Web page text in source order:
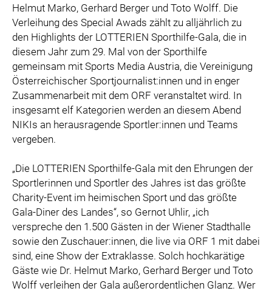
Helmut Marko, Gerhard Berger und Toto Wolff. Die
Verleihung des Special Awads zählt zu alljährlich zu
den Highlights der LOTTERIEN Sporthilfe-Gala, die in
diesem Jahr zum 29. Mal von der Sporthilfe
gemeinsam mit Sports Media Austria, die Vereinigung
Österreichischer Sportjournalist:innen und in enger
Zusammenarbeit mit dem ORF veranstaltet wird. In
insgesamt elf Kategorien werden an diesem Abend
NIKIs an herausragende Sportler:innen und Teams
vergeben.
„Die LOTTERIEN Sporthilfe-Gala mit den Ehrungen der
Sportlerinnen und Sportler des Jahres ist das größte
Charity-Event im heimischen Sport und das größte
Gala-Diner des Landes“, so Gernot Uhlir, „ich
verspreche den 1.500 Gästen in der Wiener Stadthalle
sowie den Zuschauer:innen, die live via ORF 1 mit dabei
sind, eine Show der Extraklasse. Solch hochkarätige
Gäste wie Dr. Helmut Marko, Gerhard Berger und Toto
Wolff verleihen der Gala außerordentlichen Glanz. Wer